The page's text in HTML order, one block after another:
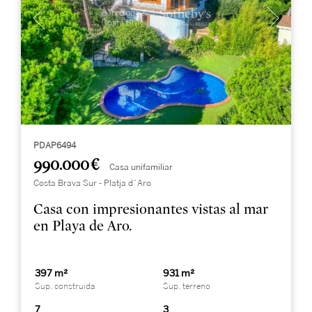
PDAP6494
990.000 € Casa unifamiliar
Costa Brava Sur - Platja d´Aro
Casa con impresionantes vistas al mar
en Playa de Aro.
397 m²
Sup. construida
931 m²
Sup. terreno
7 3